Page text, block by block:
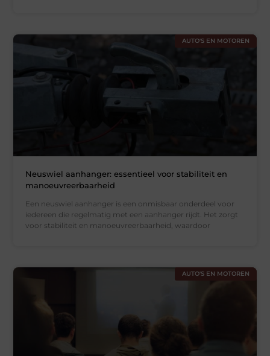
AUTO'S EN MOTOREN
Neuswiel aanhanger: essentieel voor stabiliteit en
manoeuvreerbaarheid
Een neuswiel aanhanger is een onmisbaar onderdeel voor
iedereen die regelmatig met een aanhanger rijdt. Het zorgt
voor stabiliteit en manoeuvreerbaarheid, waardoor
AUTO'S EN MOTOREN